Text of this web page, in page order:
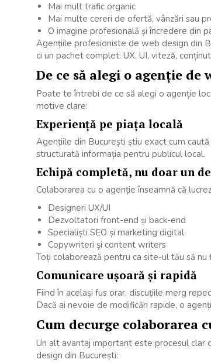
Mai mult trafic organic
Mai multe cereri de ofertă, vânzări sau
O imagine profesională și încredere din
Agențiile profesioniste de web design din
ci un pachet complet: UX, UI, viteză,
De ce să alegi o agenție de
Poate te întrebi de ce să alegi o agenție
motive clare:
Experiență pe piața locală
Agențiile din București știu exact cum
structurată informația pentru publicul local.
Echipă completă, nu doar un
Colaborarea cu o agenție înseamnă că
Designeri UX/UI
Dezvoltatori front-end și back-end
Specialiști SEO și marketing digital
Copywriteri și content writers
Toți colaborează pentru ca site-ul tău să nu
Comunicare ușoară și rapidă
Fiind în același fus orar, discuțiile merg
Dacă ai nevoie de modificări rapide, o
Cum decurge colaborarea
Un alt avantaj important este procesul clar
design din București: